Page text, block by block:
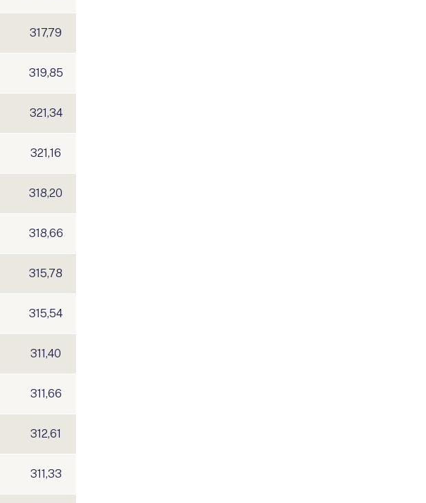
317,79
319,85
321,34
321,16
318,20
318,66
315,78
315,54
311,40
311,66
312,61
311,33